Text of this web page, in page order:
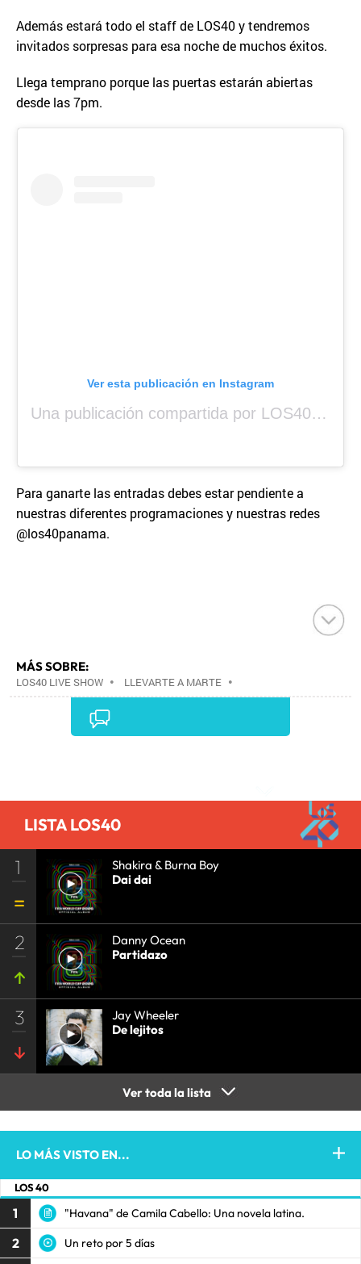
Además estará todo el staff de LOS40 y tendremos
invitados sorpresas para esa noche de muchos éxitos.
Llega temprano porque las puertas estarán abiertas
desde las 7pm.
Ver esta publicación en Instagram
Una publicación compartida por LOS40 Panamá (@los40panama)
Para ganarte las entradas debes estar pendiente a
nuestras diferentes programaciones y nuestras redes
@los40panama.
MÁS SOBRE:
LOS40 LIVE SHOW • LLEVARTE A MARTE •
CONCIERTOS•LOS40•GRUPOS MÚSICA•
EVENTOS MUSICALES
•RADIO•AGENDA•PRISA MEDIA•
COMUNICACIÓN•COMUNICACIÓN•
LISTA LOS40
1
Shakira & Burna Boy
Dai dai
2
Danny Ocean
Partidazo
3
Jay Wheeler
De lejitos
Ver toda la lista
LO MÁS VISTO EN...
LOS 40
1 "Havana" de Camila Cabello: Una novela latina.
2 Un reto por 5 días